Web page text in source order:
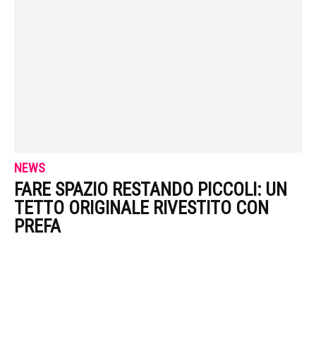
NEWS
FARE SPAZIO RESTANDO PICCOLI: UN
TETTO ORIGINALE RIVESTITO CON
PREFA